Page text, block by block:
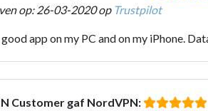
op: 26-03-2020 op Trustpilot
app on my PC and on my iPhone.
Customer gaf NordVPN: